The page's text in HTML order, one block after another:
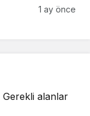
Uyarı1 ay önce
Gerekli alanlar